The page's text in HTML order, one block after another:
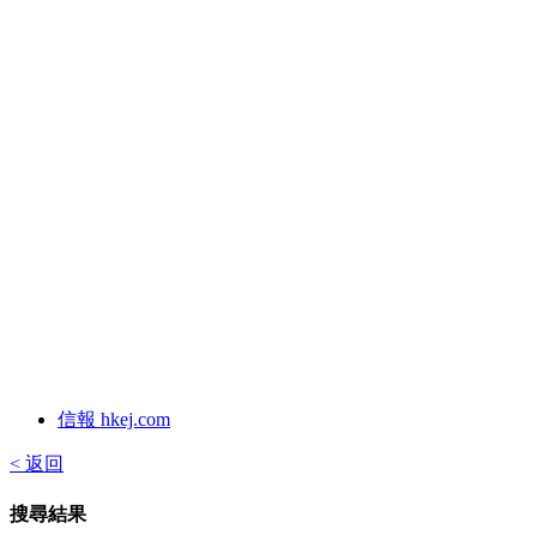
信報 hkej.com
< 返回
搜尋結果